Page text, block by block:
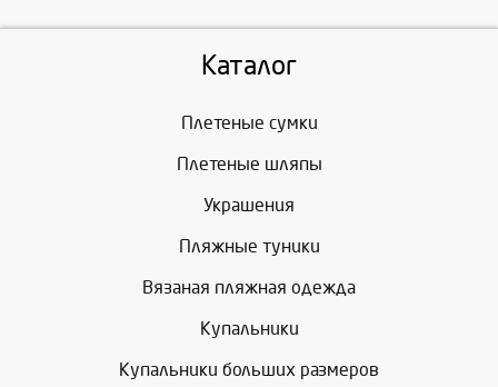
Каталог
Плетеные сумки
Плетеные шляпы
Украшения
Пляжные туники
Вязаная пляжная одежда
Купальники
Купальники больших размеров